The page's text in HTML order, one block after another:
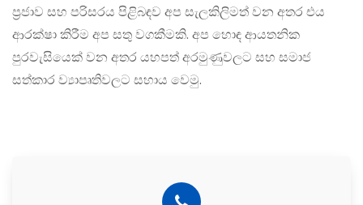
ප‍්‍රජාව සහ පරිසරය පිළිබඳව අප සැලකිලිමත් වන අතර එය
ආරක්ෂා කිරීම අප සතු වගකීමකි. අප හොඳ ආයතනික
පුරවැසියෙක් වන අතර යහපත් අරමුණුවලට සහ සමාජ
සත්කාර ව්‍යාපෘතිවලට සහාය වෙමු.